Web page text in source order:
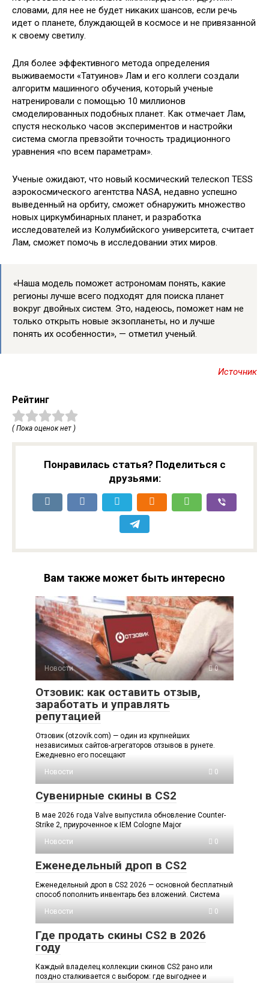
словами, для нее не будет никаких шансов, если речь
идет о планете, блуждающей в космосе и не привязанной
к своему светилу.
Для более эффективного метода определения
выживаемости «Татуинов» Лам и его коллеги создали
алгоритм машинного обучения, который ученые
натренировали с помощью 10 миллионов
смоделированных подобных планет. Как отмечает Лам,
спустя несколько часов экспериментов и настройки
система смогла превзойти точность традиционного
уравнения «по всем параметрам».
Ученые ожидают, что новый космический телескоп TESS
аэрокосмического агентства NASA, недавно успешно
выведенный на орбиту, сможет обнаружить множество
новых циркумбинарных планет, и разработка
исследователей из Колумбийского университета, считает
Лам, сможет помочь в исследовании этих миров.
«Наша модель поможет астрономам понять, какие
регионы лучше всего подходят для поиска планет
вокруг двойных систем. Это, надеюсь, поможет нам не
только открыть новые экзопланеты, но и лучше
понять их особенности», — отметил ученый.
Источник
Рейтинг
( Пока оценок нет )
Понравилась статья? Поделиться с
друзьями:
Вам также может быть интересно
Новости 0
Отзовик: как оставить отзыв,
заработать и управлять
репутацией
Отзовик (otzovik.com) — один из крупнейших
независимых сайтов-агрегаторов отзывов в рунете.
Ежедневно его посещают
Новости
0
Сувенирные скины в CS2
В мае 2026 года Valve выпустила обновление Counter-
Strike 2, приуроченное к IEM Cologne Major
Новости
0
Еженедельный дроп в CS2
Еженедельный дроп в CS2 2026 — основной бесплатный
способ пополнить инвентарь без вложений. Система
Новости
0
Где продать скины CS2 в 2026
году
Каждый владелец коллекции скинов CS2 рано или
поздно сталкивается с выбором: где выгоднее и